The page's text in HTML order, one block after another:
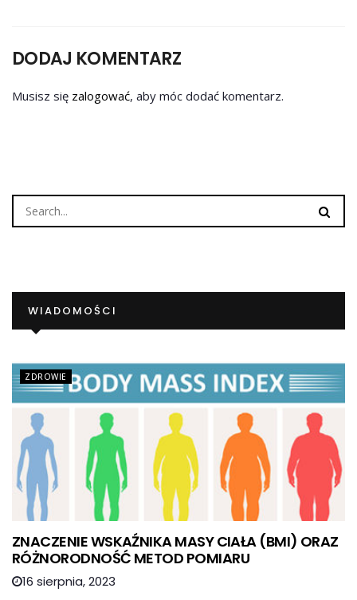
DODAJ KOMENTARZ
Musisz się zalogować, aby móc dodać komentarz.
WIADOMOŚCI
ZDROWIE
ZNACZENIE WSKAŹNIKA MASY CIAŁA (BMI) ORAZ
RÓŻNORODNOŚĆ METOD POMIARU
16 sierpnia, 2023